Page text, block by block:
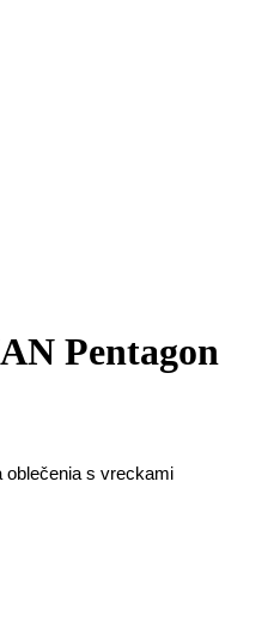
Pentagon
oblečenia s vreckami